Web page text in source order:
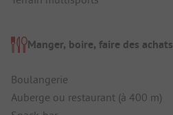
Manger, boire, faire des achats
Boulangerie
Auberge ou restaurant (à 400 m)